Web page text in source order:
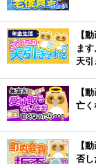
【
ま
天引
【
亡く
【
否し